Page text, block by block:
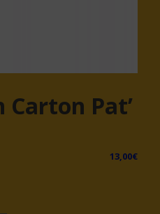
Carton Pat’
13,00€